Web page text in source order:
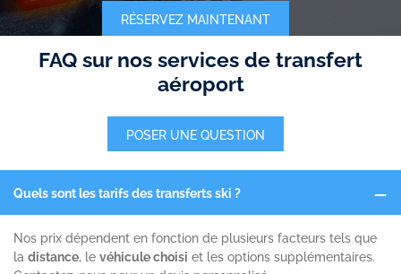
RÉSERVEZ MAINTENANT
FAQ sur nos services de transfert
aéroport
POSER UNE QUESTION
Quels sont les tarifs des transferts ski ?
Nos prix dépendent en fonction de plusieurs facteurs tels que
la distance, le véhicule choisi et les options supplémentaires.